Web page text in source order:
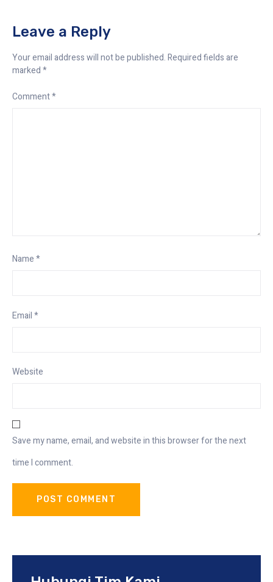
Leave a Reply
Your email address will not be published.Required fields are
marked*
Comment*
Name*
Email*
Website
Save my name, email, and website in this browser for the next
time I comment.